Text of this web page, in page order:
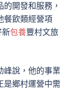
開發和服務，
餐飲類經營項
新包養豐村文旅
峰說，他的事業
是鄉村運營中需